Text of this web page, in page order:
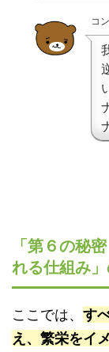
コ
「第６の秘
れる仕組み
ここでは、 す
え、繁栄をイ